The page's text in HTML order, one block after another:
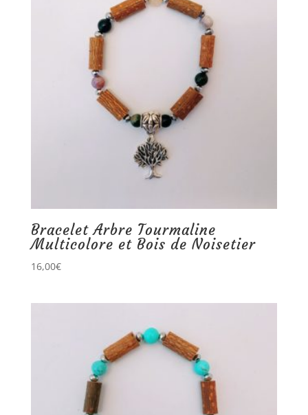
Bracelet Arbre Tourmaline
Multicolore et Bois de Noisetier
16,00€